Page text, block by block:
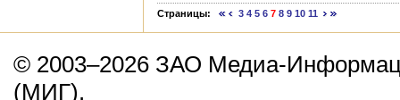
Страницы: 3 4 5 6 7 8 9 10 11
© 2003–2026 ЗАО Медиа-
(МИГ).